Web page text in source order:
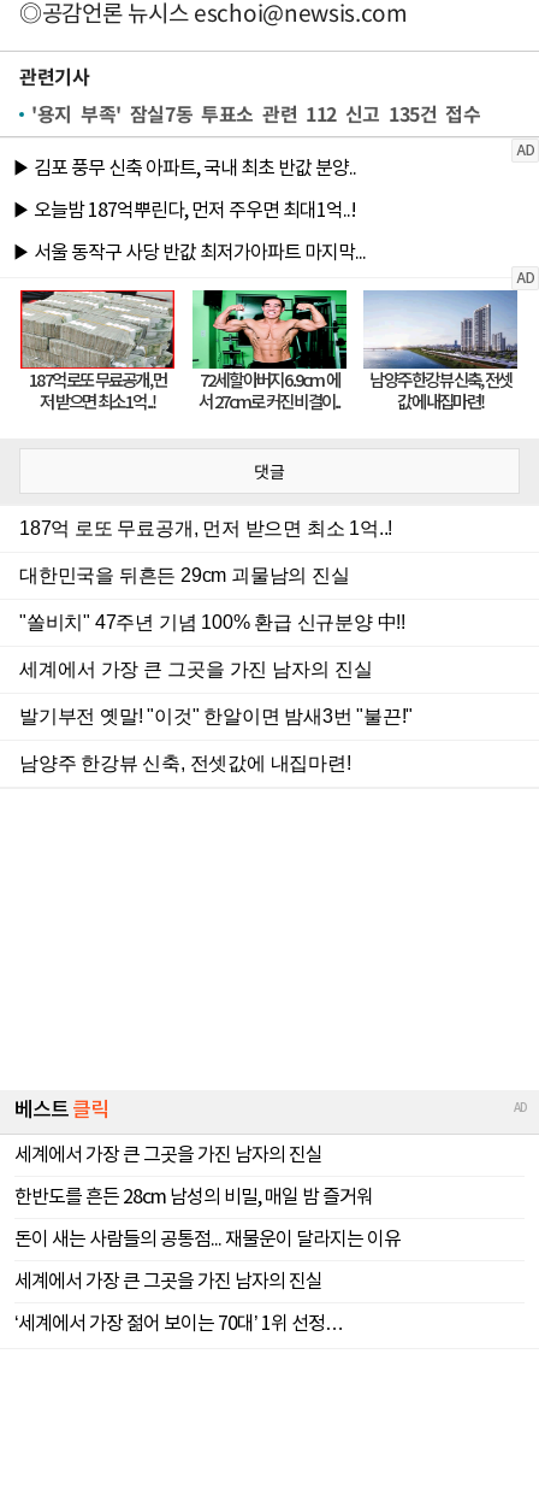
◎공감언론 뉴시스eschoi@newsis.com
관련기사
'용지 부족' 잠실7동 투표소 관련 112 신고 135건 접수
댓글